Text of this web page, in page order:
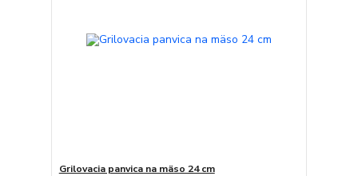
Grilovacia panvica na mäso 24 cm